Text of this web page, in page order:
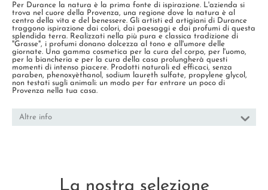
Per Durance la natura è la prima fonte di ispirazione. L'azienda si
trova nel cuore della Provenza, una regione dove la natura è al
centro della vita e del benessere. Gli artisti ed artigiani di Durance
traggono ispirazione dai colori, dai paesaggi e dai profumi di questa
splendida terra. Realizzati nella più pura e classica tradizione di
"Grasse", i profumi donano dolcezza al tono e all'umore delle
giornate. Una gamma cosmetica per la cura del corpo, per l'uomo,
per la biancheria e per la cura della casa prolungherà questi
momenti di intenso piacere. Prodotti naturali ed efficaci, senza
paraben, phenoxyèthanol, sodium laureth sulfate, propylene glycol,
non testati sugli animali: un modo per far entrare un poco di
Provenza nella tua casa.
Altre info
La nostra selezione